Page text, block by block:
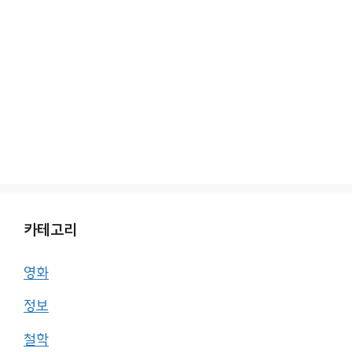
카테고리
영화
정보
철학